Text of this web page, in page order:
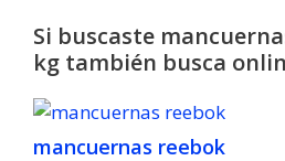
Si buscaste
kg también busca
mancuernas reebok